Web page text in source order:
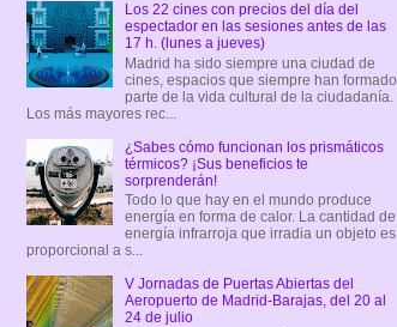
Los 22 cines con precios del día del
espectador en las sesiones antes de las
17 h. (lunes a jueves)
Madrid ha sido siempre una ciudad de
cines, espacios que siempre han formado
parte de la vida cultural de la ciudadanía.
Los más mayores rec...
¿Sabes cómo funcionan los prismáticos
térmicos? ¡Sus beneficios te
sorprenderán!
Todo lo que hay en el mundo produce
energía en forma de calor. La cantidad de
energía infrarroja que irradia un objeto es
proporcional a s...
V Jornadas de Puertas Abiertas del
Aeropuerto de Madrid-Barajas, del 20 al
24 de julio